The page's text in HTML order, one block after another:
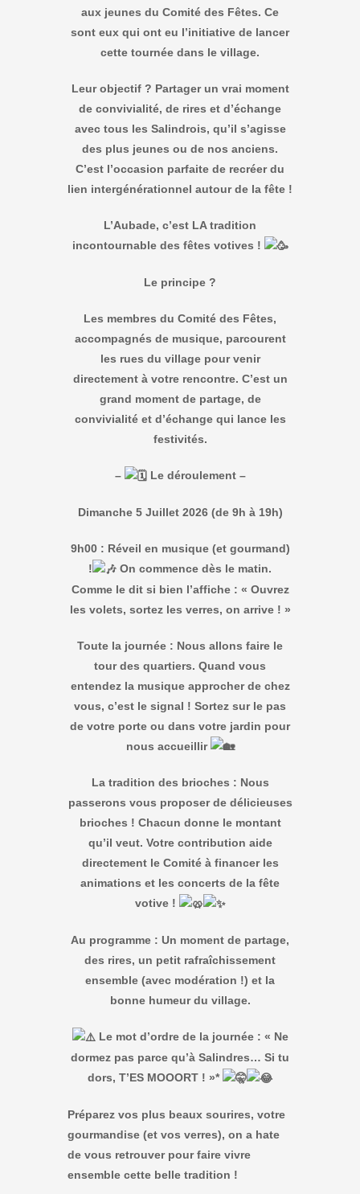
aux jeunes du Comité des Fêtes. Ce
sont eux qui ont eu l’initiative de lancer
cette tournée dans le village.
Leur objectif ? Partager un vrai moment
de convivialité, de rires et d’échange
avec tous les Salindrois, qu’il s’agisse
des plus jeunes ou de nos anciens.
C’est l’occasion parfaite de recréer du
lien intergénérationnel autour de la fête !
L’Aubade, c’est LA tradition
incontournable des fêtes votives !
Le principe ?
Les membres du Comité des Fêtes,
accompagnés de musique, parcourent
les rues du village pour venir
directement à votre rencontre. C’est un
grand moment de partage, de
convivialité et d’échange qui lance les
festivités.
– Le déroulement –
Dimanche 5 Juillet 2026 (de 9h à 19h)
9h00 : Réveil en musique (et gourmand)
!
On commence dès le matin.
Comme le dit si bien l’affiche : « Ouvrez
les volets, sortez les verres, on arrive ! »
Toute la journée : Nous allons faire le
tour des quartiers. Quand vous
entendez la musique approcher de chez
vous, c’est le signal ! Sortez sur le pas
de votre porte ou dans votre jardin pour
nous accueillir
La tradition des brioches : Nous
passerons vous proposer de délicieuses
brioches ! Chacun donne le montant
qu’il veut. Votre contribution aide
directement le Comité à financer les
animations et les concerts de la fête
votive !
Au programme : Un moment de partage,
des rires, un petit rafraîchissement
ensemble (avec modération !) et la
bonne humeur du village.
Le mot d’ordre de la journée : « Ne
dormez pas parce qu’à Salindres… Si tu
dors, T’ES MOOORT ! »*
Préparez vos plus beaux sourires, votre
gourmandise (et vos verres), on a hate
de vous retrouver pour faire vivre
ensemble cette belle tradition !